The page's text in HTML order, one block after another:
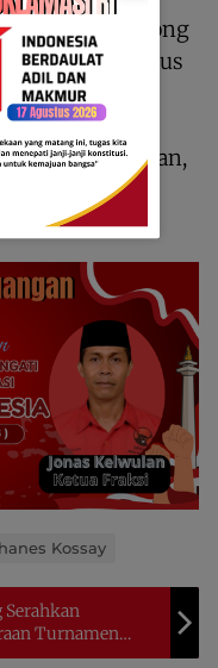
Polres Sorong
untuk terus
berbagai
sekaligus
kebersamaan,
di
Kossay
Serahkan
Turnamen